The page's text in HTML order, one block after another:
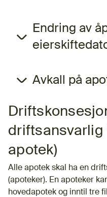
Endring av
Avkall på
apotek)
Alle apotek skal ha en
(apoteker). En apoteker
hovedapotek og inntil tre